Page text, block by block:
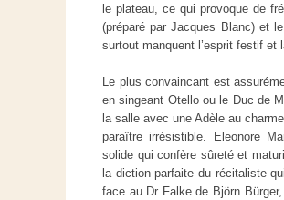
le plateau, ce qui provoque de
(préparé par Jacques Blanc) et
surtout manquent l’esprit festif et
Le plus convaincant est
en singeant Otello ou le Duc de
la salle avec une Adèle au
paraître irrésistible. Eleonore
solide qui confère sûreté et
la diction parfaite du récitaliste
face au Dr Falke de Björn